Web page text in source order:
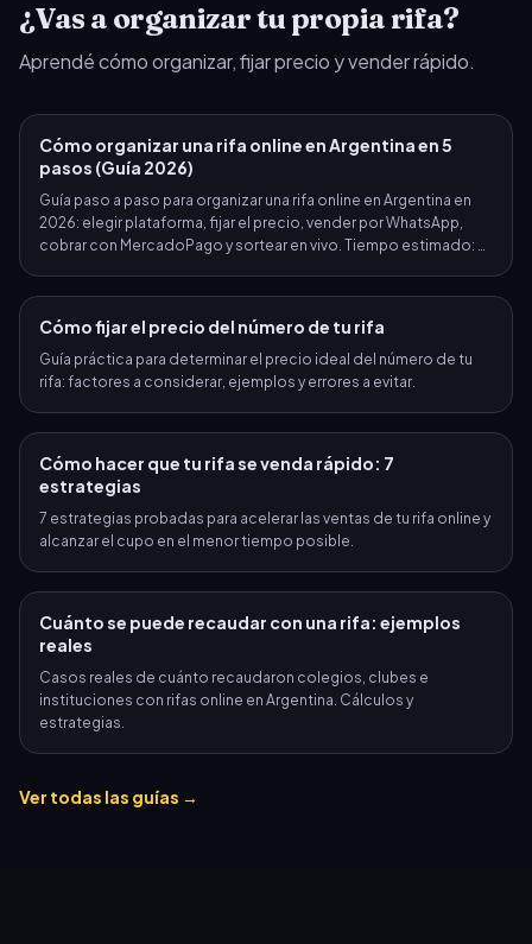
¿Vas a organizar tu propia rifa?
Aprendé cómo organizar, fijar precio y vender rápido.
Cómo organizar una rifa online en Argentina en 5
pasos (Guía 2026)
Guía paso a paso para organizar una rifa online en Argentina en
2026: elegir plataforma, fijar el precio, vender por WhatsApp,
cobrar con MercadoPago y sortear en vivo. Tiempo estimado: 2
Cómo fijar el precio del número de tu rifa
Guía práctica para determinar el precio ideal del número de tu
rifa: factores a considerar, ejemplos y errores a evitar.
Cómo hacer que tu rifa se venda rápido: 7
estrategias
7 estrategias probadas para acelerar las ventas de tu rifa online y
alcanzar el cupo en el menor tiempo posible.
Cuánto se puede recaudar con una rifa: ejemplos
reales
Casos reales de cuánto recaudaron colegios, clubes e
instituciones con rifas online en Argentina. Cálculos y
estrategias.
Ver todas las guías →